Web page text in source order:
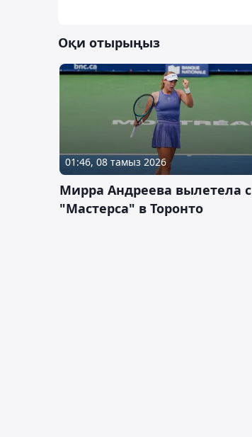
Оқи отырыңыз
01:46, 08 тамыз 2026
Мирра Андреева вылетела с
"Мастерса" в Торонто